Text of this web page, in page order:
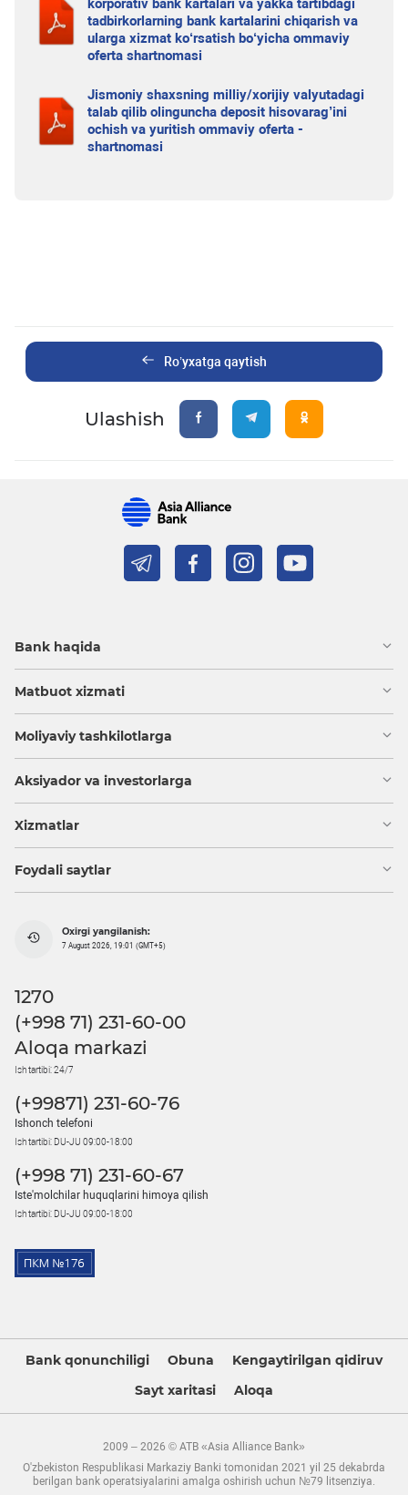
korporativ bank kartalari va yakka tartibdagi
tadbirkorlarning bank kartalarini chiqarish va
ularga xizmat ko‘rsatish bo‘yicha ommaviy
oferta shartnomasi
Jismoniy shaxsning milliy/xorijiy valyutadagi
talab qilib olinguncha deposit hisovarag’ini
ochish va yuritish ommaviy oferta -
shartnomasi
Ro’yxatga qaytish
Ulashish
Bank haqida
Matbuot xizmati
Moliyaviy tashkilotlarga
Aksiyador va investorlarga
Xizmatlar
Foydali saytlar
Oxirgi yangilanish:
7 August 2026, 19:01 (GMT+5)
1270
(+998 71) 231-60-00
Aloqa markazi
Ish tartibi: 24/7
(+99871) 231-60-76
Ishonch telefoni
Ish tartibi: DU-JU 09:00-18:00
(+998 71) 231-60-67
Iste'molchilar huquqlarini himoya qilish
Ish tartibi: DU-JU 09:00-18:00
Bank qonunchiligi Obuna
Kengaytirilgan qidiruv
Sayt xaritasi
Aloqa
2009 – 2026 © ATB «Asia Alliance Bank»
O'zbekiston Respublikasi Markaziy Banki tomonidan 2021 yil 25 dekabrda
berilgan bank operatsiyalarini amalga oshirish uchun №79 litsenziya.